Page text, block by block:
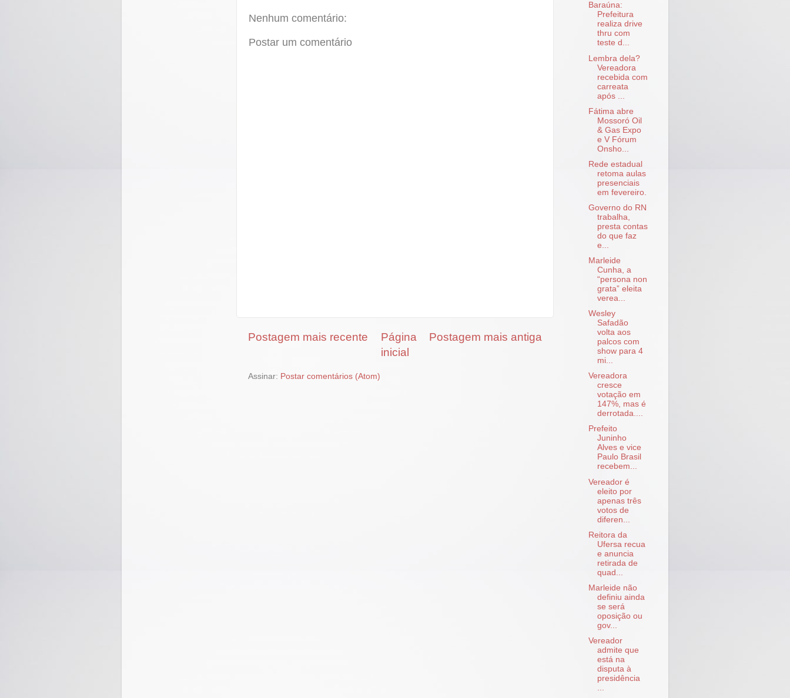
Nenhum comentário:
Postar um comentário
Postagem mais recente Postagem mais antiga
Página
inicial
Assinar: Postar comentários (Atom)
Baraúna:
Prefeitura
realiza drive
thru com
teste d...
Lembra dela?
Vereadora
recebida com
carreata
após ...
Fátima abre
Mossoró Oil
& Gas Expo
e V Fórum
Onsho...
Rede estadual
retoma aulas
presenciais
em fevereiro.
Governo do RN
trabalha,
presta contas
do que faz
e...
Marleide
Cunha, a
“persona non
grata” eleita
verea...
Wesley
Safadão
volta aos
palcos com
show para 4
mi...
Vereadora
cresce
votação em
147%, mas é
derrotada....
Prefeito
Juninho
Alves e vice
Paulo Brasil
recebem...
Vereador é
eleito por
apenas três
votos de
diferen...
Reitora da
Ufersa recua
e anuncia
retirada de
quad...
Marleide não
definiu ainda
se será
oposição ou
gov...
Vereador
admite que
está na
disputa à
presidência